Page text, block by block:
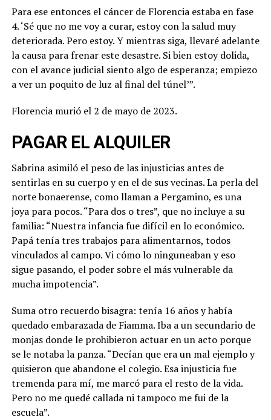
Para ese entonces el cáncer de Florencia estaba en fase
4. ‘Sé que no me voy a curar, estoy con la salud muy
deteriorada. Pero estoy. Y mientras siga, llevaré adelante
la causa para frenar este desastre. Si bien estoy dolida,
con el avance judicial siento algo de esperanza; empiezo
a ver un poquito de luz al final del túnel’”.
Florencia murió el 2 de mayo de 2023.
PAGAR EL ALQUILER
Sabrina asimiló el peso de las injusticias antes de
sentirlas en su cuerpo y en el de sus vecinas. La perla del
norte bonaerense, como llaman a Pergamino, es una
joya para pocos. “Para dos o tres”, que no incluye a su
familia: “Nuestra infancia fue difícil en lo económico.
Papá tenía tres trabajos para alimentarnos, todos
vinculados al campo. Vi cómo lo ninguneaban y eso
sigue pasando, el poder sobre el más vulnerable da
mucha impotencia”.
Suma otro recuerdo bisagra: tenía 16 años y había
quedado embarazada de Fiamma. Iba a un secundario de
monjas donde le prohibieron actuar en un acto porque
se le notaba la panza. “Decían que era un mal ejemplo y
quisieron que abandone el colegio. Esa injusticia fue
tremenda para mí, me marcó para el resto de la vida.
Pero no me quedé callada ni tampoco me fui de la
escuela”.